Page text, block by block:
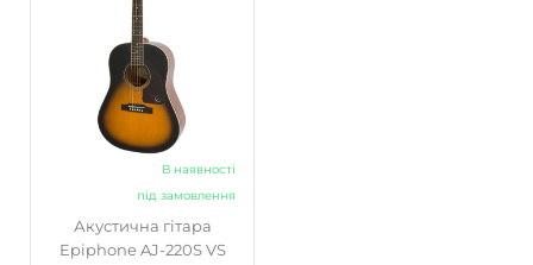
Накладка грифа
Регулятори
Ширина накладки грифа (у
верхнього порожка), мм
Верхня дека
В наявності
під замовлення
Акустична гітара
Epiphone AJ-220S VS